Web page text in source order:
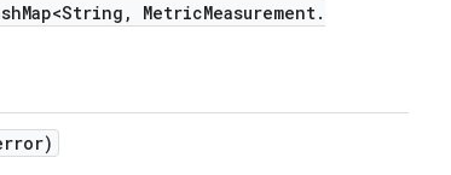
Map<String , MetricMeasurement.